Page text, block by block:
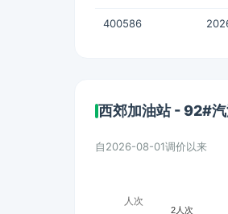
400586
西郊加油站 - 92#
自2026-08-01调价以来